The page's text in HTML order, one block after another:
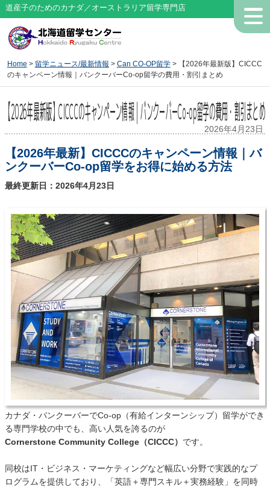
道産子のためのカナダ／オーストラリア留学専門店
Home > 留学ニュース/最新情報 > Can CO-OP留学> 【2026年最新版】CICCC
のキャンペーン情報｜バンクーバーCo-op留学の費用・割引まとめ
【2026年最新版】CICCCのキャンペーン情報｜バンクーバーCo-op留学の費用・割引まとめ
2026年4月23日
【2026年最新】CICCCのキャンペーン情報｜バ
ンクーバーCo-op留学をお得に始める方法
最終更新日：2026年4月23日
カナダ・バンクーバーでCo-op（有給インターンシップ）留学ができ
る専門学校の中でも、高い人気を誇るのが
Cornerstone Community College（CICCC） です。
同校はIT・ビジネス・マーケティングなど幅広い分野で実践的なプ
ログラムを提供しており、「英語＋専門スキル＋実務経験」を同時